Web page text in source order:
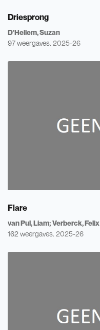
Driesprong
D'Hellem, Suzan
97 weergaves. 2025-26
Flare
van Pul, Liam Verberck, Felix
162 weergaves. 2025-26